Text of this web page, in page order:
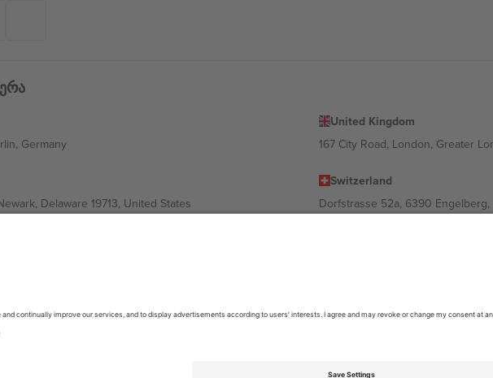
Germany
United Kingdom
167 City Road, London, Greater
Delaware 19713, United States
Switzerland
Dorfstrasse 52a, 6390
53-55, 1606 Sofia, Bulgaria
Cuauhtémoc, 06700 Ciudad de México, CDMX, Mexico